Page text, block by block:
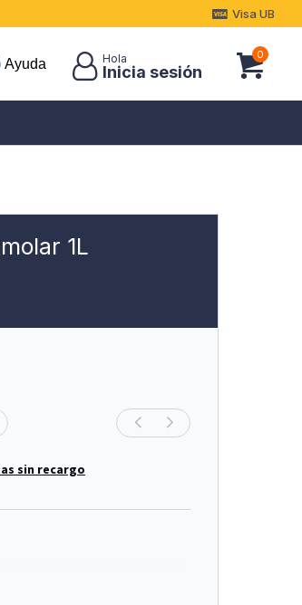
Ayuda
0
Visa UB
1L
sin recargo
ofrece resistencia,